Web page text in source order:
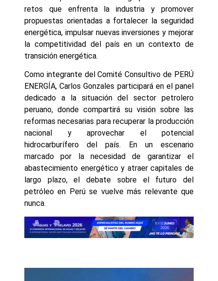
retos que enfrenta la industria y promover
propuestas orientadas a fortalecer la seguridad
energética, impulsar nuevas inversiones y mejorar
la competitividad del país en un contexto de
transición energética.
Como integrante del Comité Consultivo de PERÚ
ENERGÍA, Carlos Gonzales participará en el panel
dedicado a la situación del sector petrolero
peruano, donde compartirá su visión sobre las
reformas necesarias para recuperar la producción
nacional y aprovechar el potencial
hidrocarburífero del país. En un escenario
marcado por la necesidad de garantizar el
abastecimiento energético y atraer capitales de
largo plazo, el debate sobre el futuro del
petróleo en Perú se vuelve más relevante que
nunca.